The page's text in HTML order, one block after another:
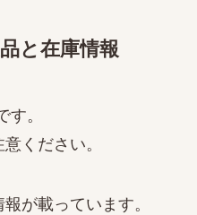
と在庫情報
。
ください。
が載っています。